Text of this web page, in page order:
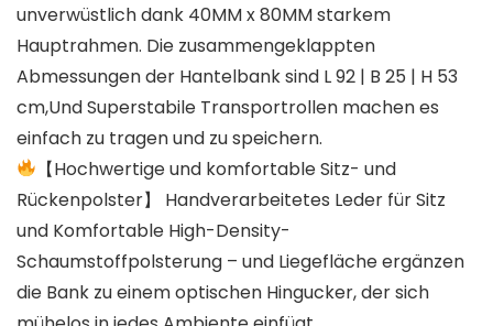
unverwüstlich dank 40MM x 80MM starkem
Hauptrahmen. Die zusammengeklappten
Abmessungen der Hantelbank sind L 92 | B 25 | H 53
cm,Und Superstabile Transportrollen machen es
einfach zu tragen und zu speichern.
【Hochwertige und komfortable Sitz- und
Rückenpolster】 Handverarbeitetes Leder für Sitz
und Komfortable High-Density-
Schaumstoffpolsterung – und Liegefläche ergänzen
die Bank zu einem optischen Hingucker, der sich